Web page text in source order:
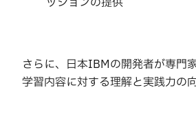
さらに、日本IBMの開発者が専門
学習内容に対する理解と実践力の